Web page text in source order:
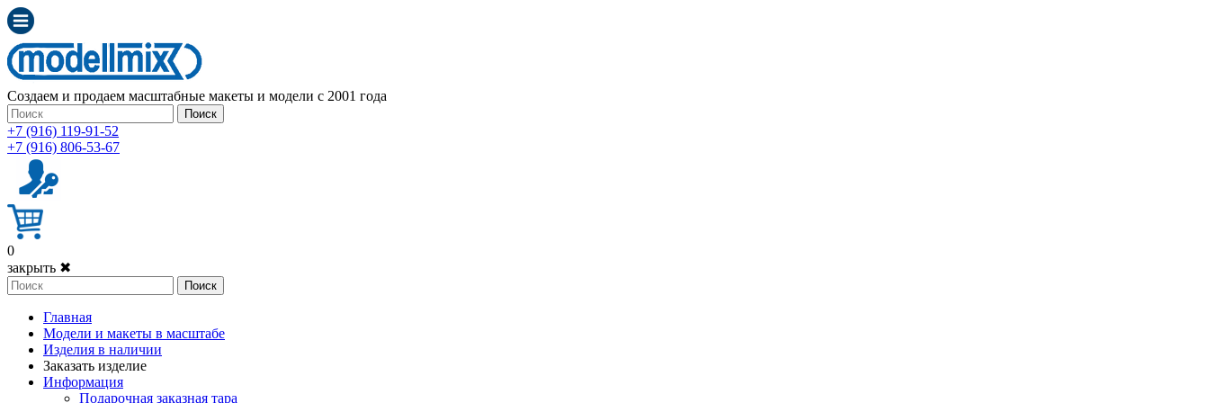
Создаем и продаем масштабные макеты и модели с 2001 года
Поиск
+7 (916) 119-91-52
+7 (916) 806-53-67
0
закрыть ✖
Поиск
Главная
Модели и макеты в масштабе
Изделия в наличии
Заказать изделие
Информация
Подарочная заказная тара